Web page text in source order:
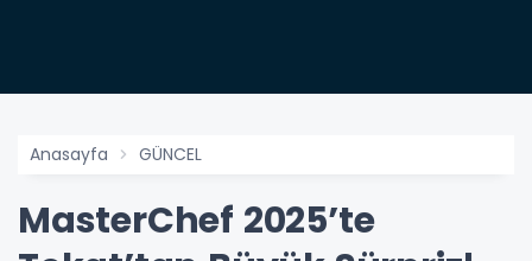
Anasayfa GÜNCEL
MasterChef 2025’te